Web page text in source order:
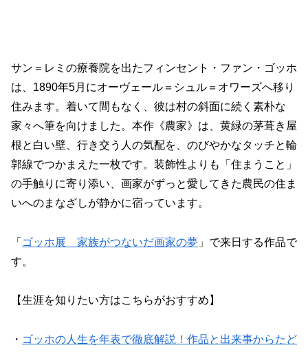
サン＝レミの療養院を出たフィンセント・ファン・ゴッホ
は、1890年5月にオーヴェール＝シュル＝オワーズへ移り
住みます。着いて間もなく、彼は村の斜面に続く素朴な
家々へ筆を向けました。本作《農家》は、黄緑の茅葺き屋
根と白い壁、行き交う人の気配を、のびやかなタッチと輪
郭線でつかまえた一枚です。装飾性よりも「住まうこと」
の手触りに寄り添い、画家がずっと愛してきた農民の住ま
いへのまなざしが静かに宿っています。
「 ゴッホ展 家族がつないだ画家の夢 」で来日する作品で
す。
【生涯を知りたい方はこちらがおすすめ】
・ ゴッホの人生を年表で徹底解説！作品と出来事からたど